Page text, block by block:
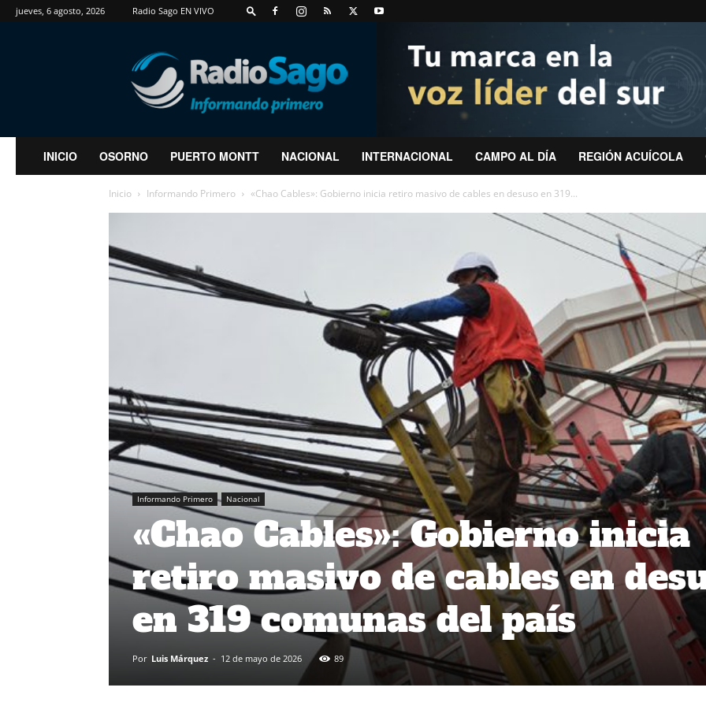
jueves, 6 agosto, 2026 Radio Sago EN VIVO
RadioSago
INICIO OSORNO PUERTO MONTT NACIONAL INTERNACIONAL CAMPO AL DÍA REGIÓN ACUÍCOLA
Inicio Informando Primero «Chao Cables»: Gobierno inicia retiro masivo de cables en desuso en 319...
Informando Primero Nacional
«Chao Cables»: Gobierno inicia
retiro masivo de cables en
en 319 comunas del país
Por Luis Márquez - 12 de mayo de 2026 89